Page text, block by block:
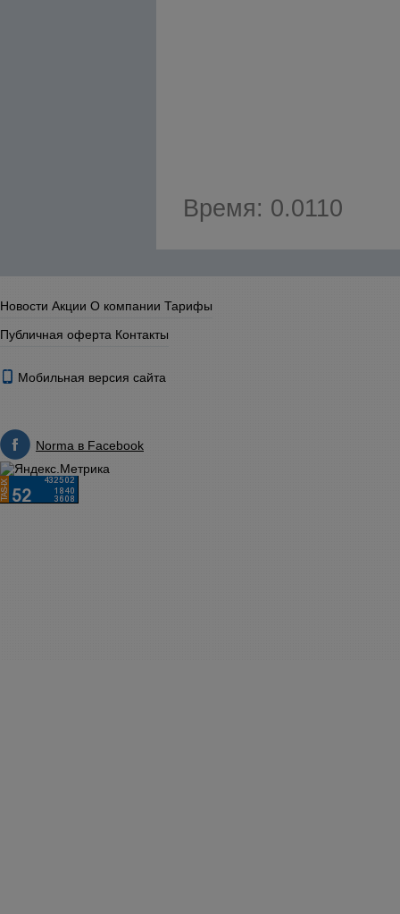
Время: 0.0110
Новости Акции О компании Тарифы
Публичная оферта Контакты
Мобильная версия сайта
Norma в Facebook